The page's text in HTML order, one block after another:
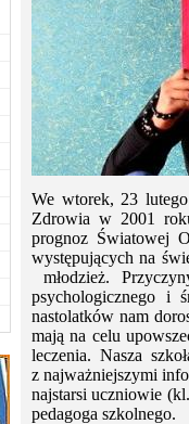
We wtorek, 23
Zdrowia w 2001
prognoz Światowej
występujących na
młodzież.
psychologicznego i
nastolatków nam
mają na celu
leczenia. Nasza
z najważniejszymi
najstarsi uczniowie
pedagoga szkolnego.